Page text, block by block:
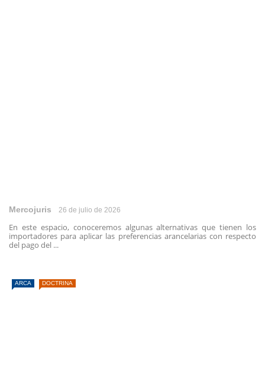
Mercojuris 26 de julio de 2026
En este espacio, conoceremos algunas alternativas que tienen los
importadores para aplicar las preferencias arancelarias con respecto
del pago del ...
ARCA DOCTRINA